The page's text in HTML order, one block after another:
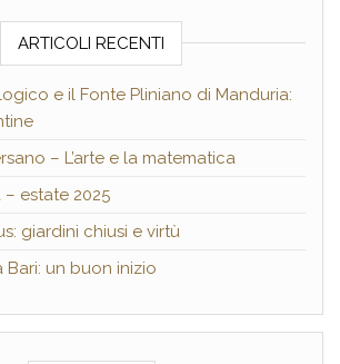
ARTICOLI RECENTI
e il Fonte Pliniano di Manduria:
– L’arte e la matematica
– estate 2025
giardini chiusi e virtù
Bari: un buon inizio